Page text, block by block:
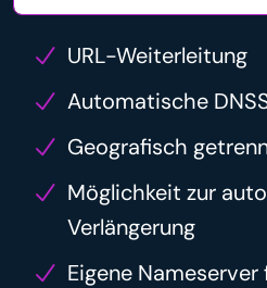
URL-Weiterleitung
Automatische
Geografisch
Möglichkeit zur
Verlängerung
Eigene